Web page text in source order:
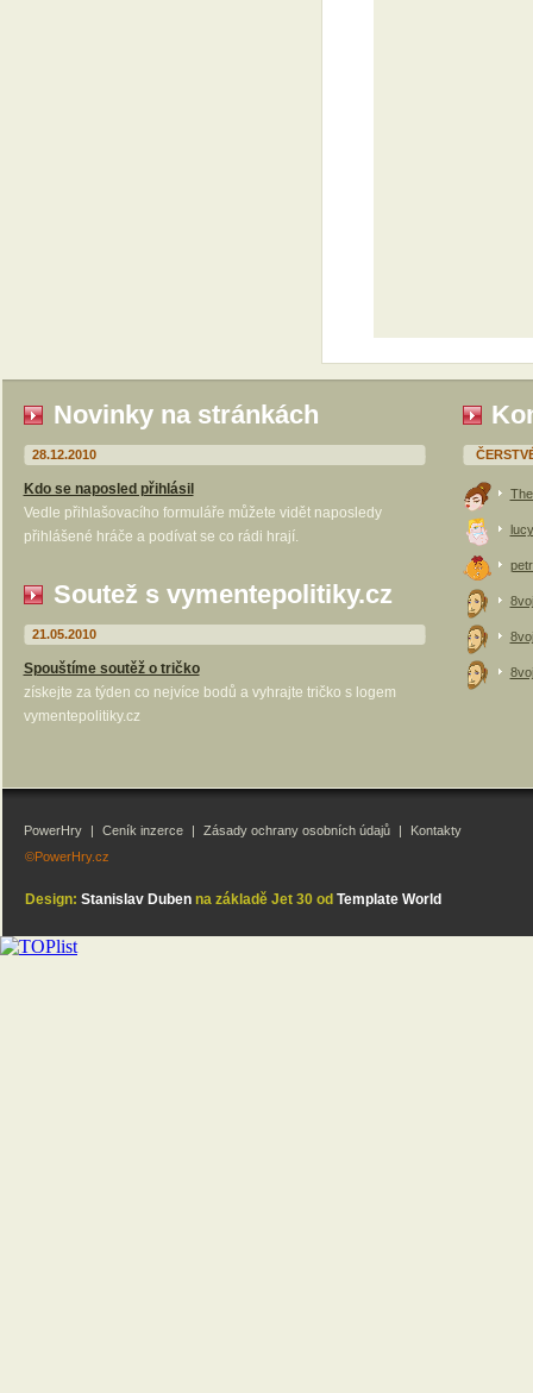
Novinky na stránkách
28.12.2010
Kdo se naposled přihlásil
Vedle přihlašovacího formuláře můžete vidět naposledy
přihlášené hráče a podívat se co rádi hrají.
Soutež s vymentepolitiky.cz
21.05.2010
Spouštíme soutěž o tričko
získejte za týden co nejvíce bodů a vyhrajte tričko s logem
vymentepolitiky.cz
PowerHry | Ceník inzerce | Zásady ochrany osobních údajů |
Kontakty
©PowerHry.cz
Design: Stanislav Dubenna základě Jet 30 od Template World